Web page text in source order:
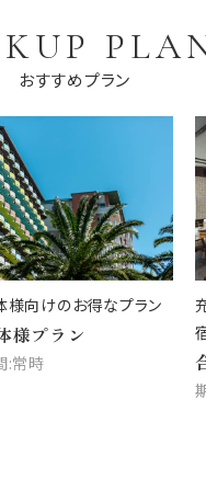
おすすめプラン
様向けのお得なプラン
様プラン
:常時